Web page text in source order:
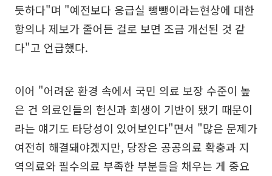
듯하다"며 "예전보다 응급실 뺑뺑이라는현상에 대한
항의나 제보가 줄어든 걸로 보면 조금 개선된 것 같
다"고 언급했다.
이어 "어려운 환경 속에서 국민 의료 보장 수준이 높
은 건 의료인들의 헌신과 희생이 기반이 됐기 때문이
라는 얘기도 타당성이 있어보인다"면서 "많은 문제가
여전히 해결돼야겠지만, 당장은 공공의료 확충과 지
역의료와 필수의료 부족한 부분들을 채우는 게 중요